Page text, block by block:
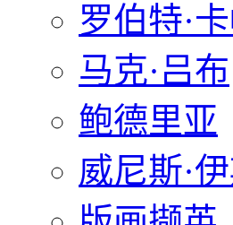
罗伯特·
马克·吕布
鲍德里亚
威尼斯·